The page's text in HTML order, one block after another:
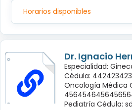
Horarios disponibles
Dr. Ignacio
Especialidad:
Cédula:
Oncología Médica
Pediatría Cédula: